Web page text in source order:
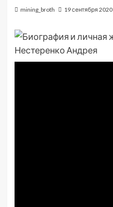
mining_broth 19 сентября 2020